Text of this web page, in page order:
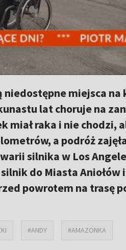
niedostępne miejsca
lat choruje na
miał raka i nie chodzi,
a podróż
silnika w Los
do Miasta Aniołów
powrotem na trasę
#ANDY #AMAZONKA